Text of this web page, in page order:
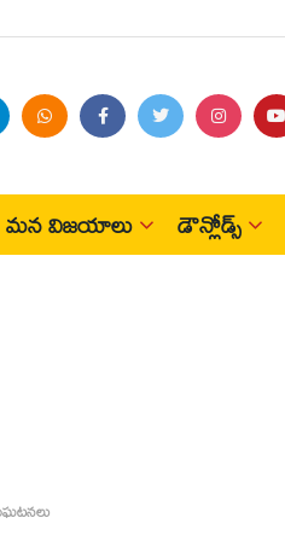
మన విజయాలు డౌన్లోడ్స్